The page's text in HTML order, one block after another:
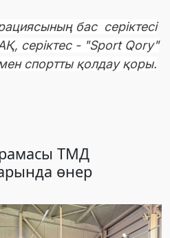
бас серіктесі
серіктес - "Sport Qory"
спортты қолдау қоры.
ТМД
өнер